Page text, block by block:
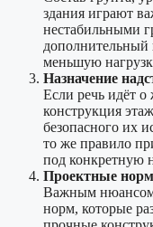
здания играют
нестабильными
дополнительный
меньшую
Назначение
Если речь идёт
конструкция
безопасного их
то же правило
под конкретную
Проектные
Важным нюансом
норм, которые